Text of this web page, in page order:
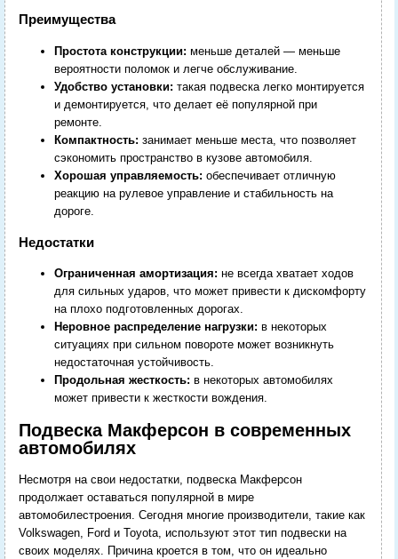
Преимущества
Простота конструкции: меньше деталей — меньше
вероятности поломок и легче обслуживание.
Удобство установки: такая подвеска легко монтируется
и демонтируется, что делает её популярной при
ремонте.
Компактность: занимает меньше места, что позволяет
сэкономить пространство в кузове автомобиля.
Хорошая управляемость: обеспечивает отличную
реакцию на рулевое управление и стабильность на
дороге.
Недостатки
Ограниченная амортизация: не всегда хватает ходов
для сильных ударов, что может привести к дискомфорту
на плохо подготовленных дорогах.
Неровное распределение нагрузки: в некоторых
ситуациях при сильном повороте может возникнуть
недостаточная устойчивость.
Продольная жесткость: в некоторых автомобилях
может привести к жесткости вождения.
Подвеска Макферсон в современных
автомобилях
Несмотря на свои недостатки, подвеска Макферсон
продолжает оставаться популярной в мире
автомобилестроения. Сегодня многие производители, такие как
Volkswagen, Ford и Toyota, используют этот тип подвески на
своих моделях. Причина кроется в том, что он идеально